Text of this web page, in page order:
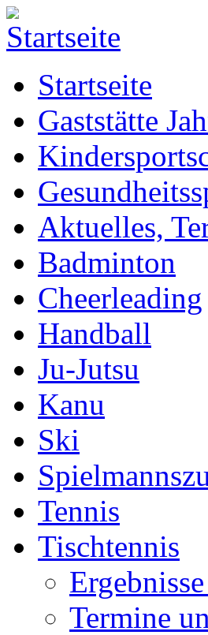
Startseite
Gaststätte
Aktuelles,
Badminton
Cheerleading
Handball
Ju-Jutsu
Kanu
Ski
Tennis
Tischtennis
Termine